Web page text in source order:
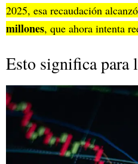
2025, esa recaudación
millones, que ahora intenta
Esto significa para